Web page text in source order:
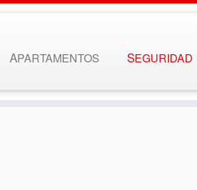
APARTAMENTOS SEGURIDAD